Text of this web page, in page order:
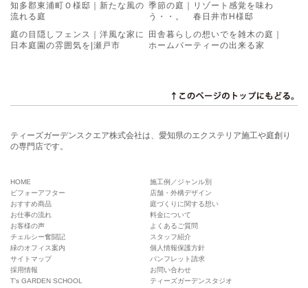
知多郡東浦町Ｏ様邸｜新たな風の
流れる庭
季節の庭｜リゾート感覚を味わ
う・・。 春日井市H様邸
庭の目隠しフェンス｜洋風な家に
日本庭園の雰囲気を|瀬戸市
田舎暮らしの想いでを雑木の庭｜
ホームパーティーの出来る家
ティーズガーデンスクエア株式会社は、愛知県のエクステリア施工や庭創り
の専門店です。
HOME
施工例／ジャンル別
ビフォーアフター
店舗・外構デザイン
おすすめ商品
庭づくりに関する想い
お仕事の流れ
料金について
お客様の声
よくあるご質問
チェルシー奮闘記
スタッフ紹介
緑のオフィス案内
個人情報保護方針
サイトマップ
パンフレット請求
採用情報
お問い合わせ
T’s GARDEN SCHOOL
ティーズガーデンスタジオ